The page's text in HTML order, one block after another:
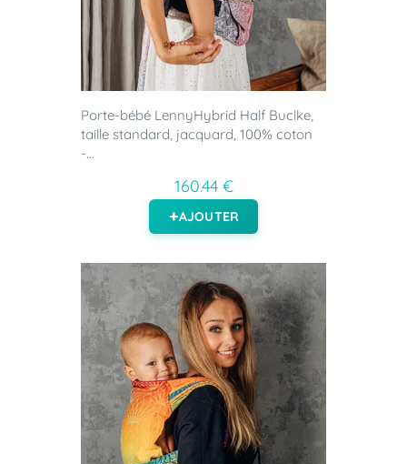
Porte-bébé LennyHybrid Half Buclke,
taille standard, jacquard, 100% coton
-...
160.44 €
AJOUTER